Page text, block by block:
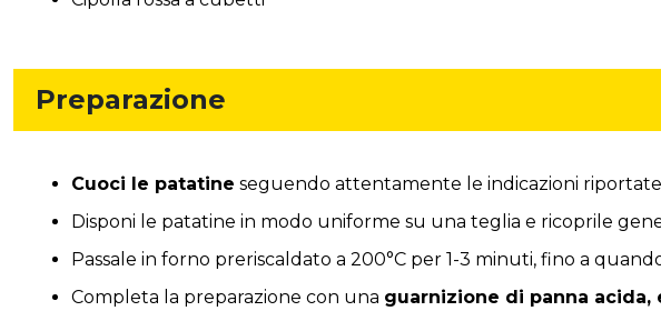
Preparazione
Cuoci le patatine seguendo attentamente le indicazioni
Disponi le patatine in modo uniforme su una teglia e ricoprile
Passale in forno preriscaldato a 200°C per 1-3 minuti, fino a
Completa la preparazione con una guarnizione di panna